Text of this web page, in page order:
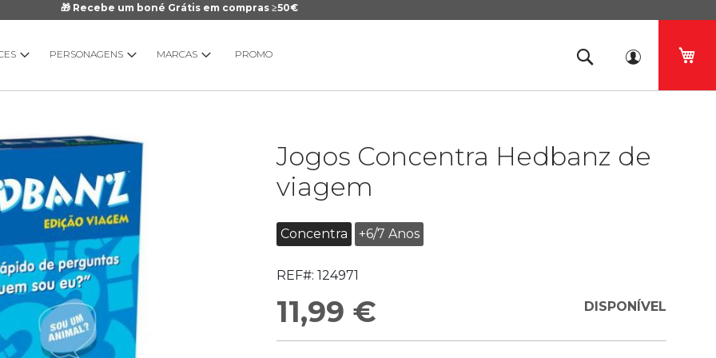
🎁 Recebe um boné Grátis em compras ≥50€
PERSONAGENS MARCAS PROMO
Jogos Concentra Hedbanz de
viagem
Concentra +6/7 Anos
REF#: 124971
11,99 € DISPONÍVEL
início
Galeria
imagens